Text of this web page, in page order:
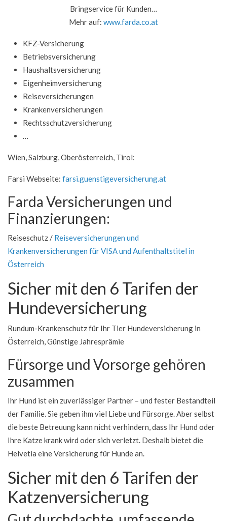
Bringservice für Kunden…
Mehr auf: www.farda.co.at
KFZ-Versicherung
Betriebsversicherung
Haushaltsversicherung
Eigenheimversicherung
Reiseversicherungen
Krankenversicherungen
Rechtsschutzversicherung
…
Wien, Salzburg, Oberösterreich, Tirol:
Farsi Webseite: farsi.guenstigeversicherung.at
Farda Versicherungen und
Finanzierungen:
Reiseschutz / Reiseversicherungen und
Krankenversicherungen für VISA und Aufenthaltstitel in
Österreich
Sicher mit den 6 Tarifen der
Hundeversicherung
Rundum-Krankenschutz für Ihr Tier Hundeversicherung in
Österreich, Günstige Jahresprämie
Fürsorge und Vorsorge gehören
zusammen
Ihr Hund ist ein zuverlässiger Partner – und fester Bestandteil
der Familie. Sie geben ihm viel Liebe und Fürsorge. Aber selbst
die beste Betreuung kann nicht verhindern, dass Ihr Hund oder
Ihre Katze krank wird oder sich verletzt. Deshalb bietet die
Helvetia eine Versicherung für Hunde an.
Sicher mit den 6 Tarifen der
Katzenversicherung